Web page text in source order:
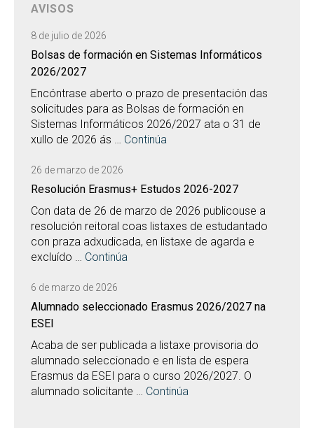
AVISOS
8 de julio de 2026
Bolsas de formación en Sistemas Informáticos
2026/2027
Encóntrase aberto o prazo de presentación das
solicitudes para as Bolsas de formación en
Sistemas Informáticos 2026/2027 ata o 31 de
xullo de 2026 ás … Continúa
26 de marzo de 2026
Resolución Erasmus+ Estudos 2026-2027
Con data de 26 de marzo de 2026 publicouse a
resolución reitoral coas listaxes de estudantado
con praza adxudicada, en listaxe de agarda e
excluído … Continúa
6 de marzo de 2026
Alumnado seleccionado Erasmus 2026/2027 na
ESEI
Acaba de ser publicada a listaxe provisoria do
alumnado seleccionado e en lista de espera
Erasmus da ESEI para o curso 2026/2027. O
alumnado solicitante … Continúa